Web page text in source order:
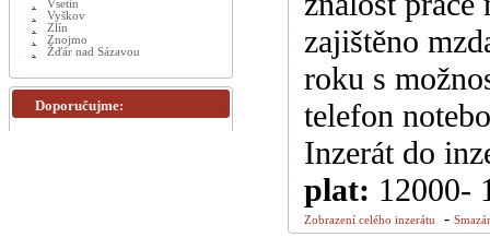
zajištěno
roku s
telefon
Inzerát do
plat: 12000-
Zobrazení celého inzerátu -
Vsetín
Vyškov
Zlín
Znojmo
Žďár nad Sázavou
Doporučujme: